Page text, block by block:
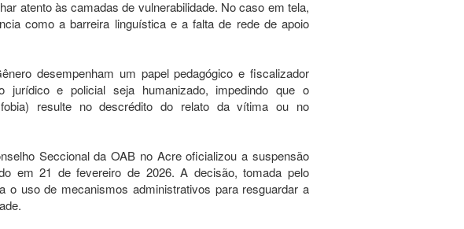
atento às camadas de vulnerabilidade. No caso em tela,
como a barreira linguística e a falta de rede de apoio
desempenham um papel pedagógico e fiscalizador
jurídico e policial seja humanizado, impedindo que o
resulte no descrédito do relato da vítima ou no
Seccional da OAB no Acre oficializou a suspensão
em 21 de fevereiro de 2026. A decisão, tomada pelo
o uso de mecanismos administrativos para resguardar a